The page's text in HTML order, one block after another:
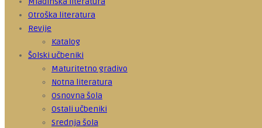
Otroška literatura
Revije
Katalog
Šolski učbeniki
Maturitetno gradivo
Notna literatura
Osnovna šola
Ostali učbeniki
Srednja šola